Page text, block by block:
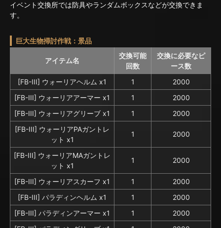
イベント交換所では防具やランダムボックスなどが交換できま
す。
巨大生物掃討作戦：景品
アイテム名
交換可能
回数
交換に必要なピ
ース数
[FB-III] ウォーリアヘルム x1
1
2000
[FB-III] ウォーリアアーマー x1
1
2000
[FB-III] ウォーリアグリーブ x1
1
2000
[FB-III] ウォーリアPAガントレ
ット x1
1 2000
[FB-III] ウォーリアMAガントレ
ット x1
1 2000
[FB-III] ウォーリアスカーフ x1 1
2000
[FB-III] パラディンヘルム x1
1
2000
[FB-III] パラディンアーマー x1
1
2000